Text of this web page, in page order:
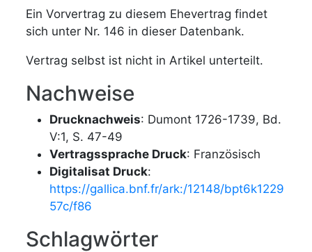
Ein Vorvertrag zu diesem Ehevertrag findet
sich unter Nr. 146 in dieser Datenbank.
Vertrag selbst ist nicht in Artikel unterteilt.
Nachweise
Drucknachweis: Dumont 1726-1739, Bd.
V:1, S. 47-49
Vertragssprache Druck: Französisch
Digitalisat Druck:
https://gallica.bnf.fr/ark:/12148/bpt6k1229
57c/f86
Schlagwörter